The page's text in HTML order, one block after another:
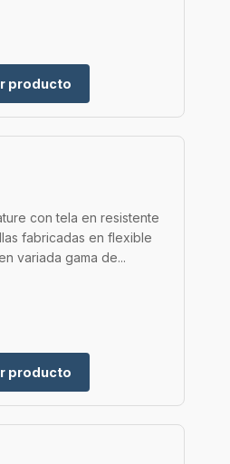
producto
con tela en resistente
fabricadas en flexible
variada gama de...
producto